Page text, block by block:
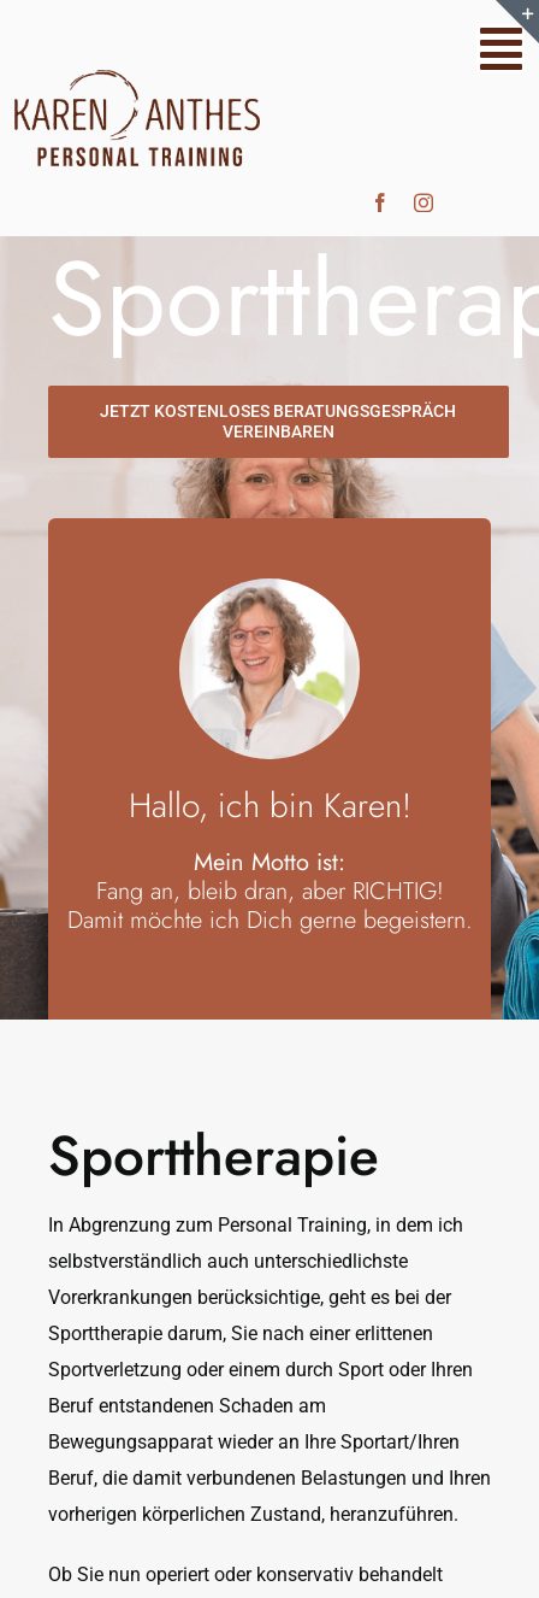
springen
Personal Training
Funktionelles Training
Rückentraining
Ernährungsberatung
Aktuelles und Kurse
Über mich
JETZT KOSTENLOSES BERATUNGSGESPRÄCH
VEREINBAREN
Hallo, ich bin Karen!
Mein Motto ist:
Fang an, bleib dran, aber RICHTIG!
Damit möchte ich Dich gerne begeistern.
Sporttherapie
In Abgrenzung zum Personal Training, in dem ich
selbstverständlich auch unterschiedlichste
Vorerkrankungen berücksichtige, geht es bei der
Sporttherapie darum, Sie nach einer erlittenen
Sportverletzung oder einem durch Sport oder Ihren
Beruf entstandenen Schaden am
Bewegungsapparat wieder an Ihre Sportart/Ihren
Beruf, die damit verbundenen Belastungen und Ihren
vorherigen körperlichen Zustand, heranzuführen.
Ob Sie nun operiert oder konservativ behandelt